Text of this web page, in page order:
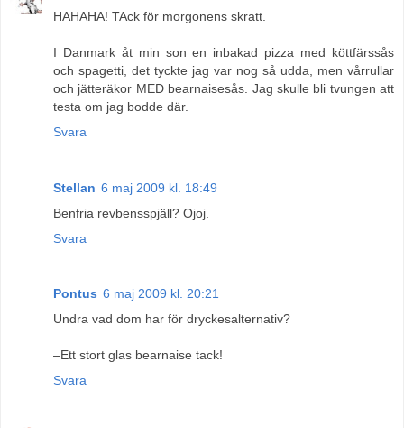
HAHAHA! TAck för morgonens skratt.
I Danmark åt min son en inbakad pizza med köttfärssås
och spagetti, det tyckte jag var nog så udda, men vårrullar
och jätteräkor MED bearnaisesås. Jag skulle bli tvungen att
testa om jag bodde där.
Svara
Stellan 6 maj 2009 kl. 18:49
Benfria revbensspjäll? Ojoj.
Svara
Pontus 6 maj 2009 kl. 20:21
Undra vad dom har för dryckesalternativ?
–Ett stort glas bearnaise tack!
Svara